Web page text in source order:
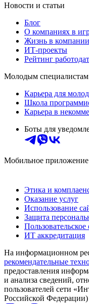
Новости и статьи
Блог
О компаниях в
Жизнь в компании
ИТ-проекты
Рейтинг
Молодым специалистам
Карьера для
Школа
Карьера в
Боты для
Мобильное приложение
Этика и
Оказание услуг
Использование
Защита
ИТ аккредитация
На информационном
рекомендательные
предоставления
и анализа сведений,
пользователей сети
Российской Федерации)